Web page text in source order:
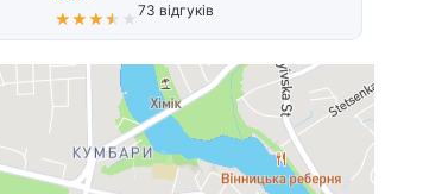
★★★★★
★★★★★ 73 відгуків